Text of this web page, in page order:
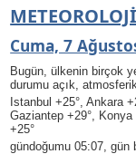
METEOROLOJI
Cuma, 7
Bugün, ülkenin birçok
durumu açık,
Istanbul +25°, Ankara
Gaziantep +29°, Konya
+25°
gündoğumu 05:07, gün